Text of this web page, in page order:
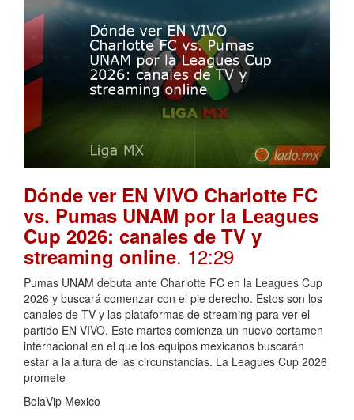
Dónde ver EN VIVO Charlotte FC
vs. Pumas UNAM por la Leagues
Cup 2026: canales de TV y
streaming online. 12:29
Pumas UNAM debuta ante Charlotte FC en la Leagues Cup
2026 y buscará comenzar con el pie derecho. Estos son los
canales de TV y las plataformas de streaming para ver el
partido EN VIVO. Este martes comienza un nuevo certamen
internacional en el que los equipos mexicanos buscarán
estar a la altura de las circunstancias. La Leagues Cup 2026
promete
BolaVip Mexico